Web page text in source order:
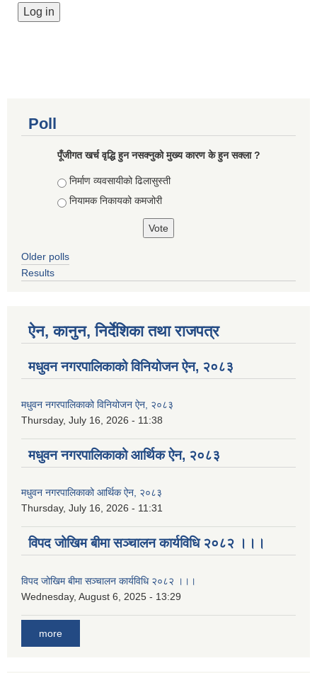
Poll
पूँजीगत खर्च वृद्धि हुन नसक्नुको मुख्य कारण के हुन सक्ला ?
Choices
निर्माण व्यवसायीको ढिलासुस्ती
नियामक निकायको कमजोरी
Older polls
Results
ऐन, कानुन, निर्देशिका तथा राजपत्र
मधुवन नगरपालिकाको विनियोजन ऐन, २०८३
मधुवन नगरपालिकाको विनियोजन ऐन, २०८३
Thursday, July 16, 2026 - 11:38
मधुवन नगरपालिकाको आर्थिक ऐन, २०८३
मधुवन नगरपालिकाको आर्थिक ऐन, २०८३
Thursday, July 16, 2026 - 11:31
विपद जोखिम बीमा सञ्चालन कार्यविधि २०८२ ।।।
विपद जोखिम बीमा सञ्चालन कार्यविधि २०८२ ।।।
Wednesday, August 6, 2025 - 13:29
more